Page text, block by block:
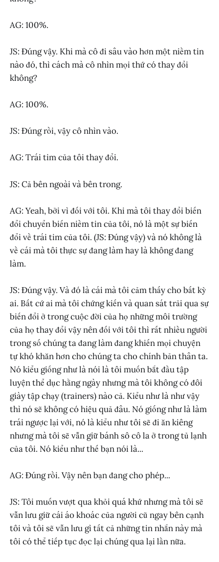
AG: 100%.
JS: Đúng vậy. Khi mà cô đi sâu vào hơn một niềm tin
nào đó, thì cách mà cô nhìn mọi thứ có thay đổi
không?
AG: 100%.
JS: Đúng rồi, vậy cô nhìn vào.
AG: Trái tim của tôi thay đổi.
JS: Cả bên ngoài và bên trong.
AG: Yeah, bởi vì đối với tôi. Khi mà tôi thay đổi biến
đổi chuyển biến niềm tin của tôi, nó là một sự biến
đổi về trái tim của tôi. (JS: Đúng vậy) và nó không là
về cái mà tôi thực sự đang làm hay là không đang
làm.
JS: Đúng vậy. Và đó là cái mà tôi cảm thấy cho bất kỳ
ai. Bất cứ ai mà tôi chứng kiến và quan sát trải qua sự
biến đổi ở trong cuộc đời của họ những môi trường
của họ thay đổi vậy nên đối với tôi thì rất nhiều người
trong số chúng ta đang làm đang khiến mọi chuyện
tự khó khăn hơn cho chúng ta cho chính bản thân ta.
Nó kiểu giống như là nói là tôi muốn bắt đầu tập
luyện thể dục hằng ngày nhưng mà tôi không có đôi
giày tập chạy (trainers) nào cả. Kiểu như là như vậy
thì nó sẽ không có hiệu quả đâu. Nó giống như là làm
trái ngược lại với, nó là kiểu như tôi sẽ đi ăn kiêng
nhưng mà tôi sẽ vẫn giữ bánh sô cô la ở trong tủ lạnh
của tôi. Nó kiểu như thế bạn nói là...
AG: Đúng rồi. Vậy nên bạn đang cho phép...
JS: Tôi muốn vượt qua khỏi quá khứ nhưng mà tôi sẽ
vẫn lưu giữ cái áo khoác của người cũ ngay bên cạnh
tôi và tôi sẽ vẫn lưu gì tất cả những tin nhắn này mà
tôi có thể tiếp tục đọc lại chúng qua lại lần nữa.